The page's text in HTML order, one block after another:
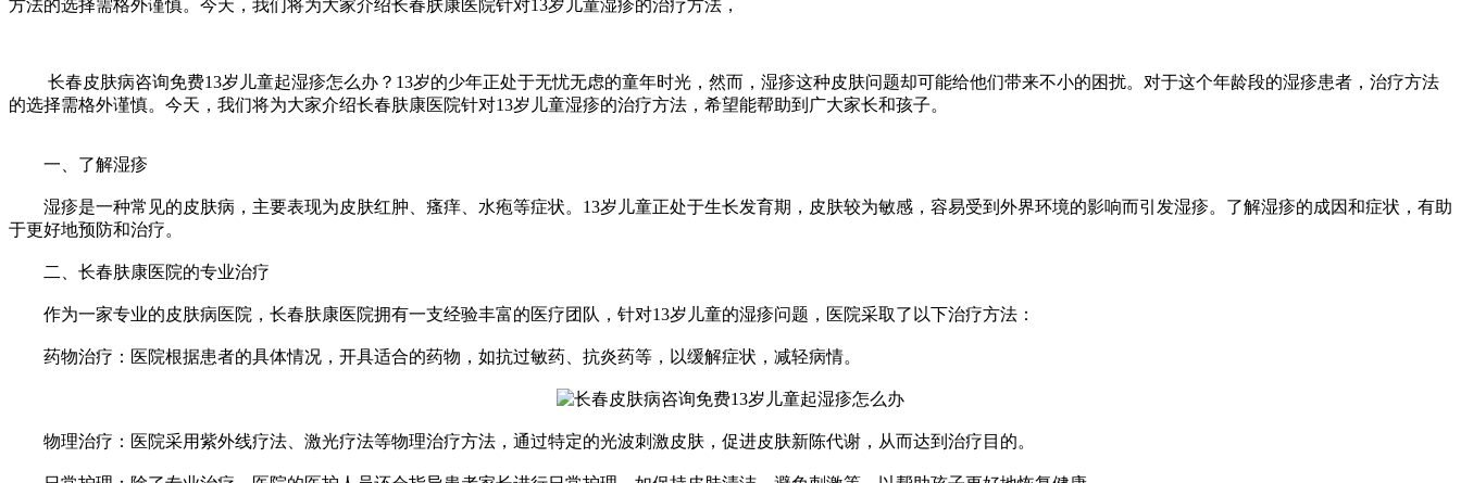
方法的选择需格外谨慎。今天，我们将为大家介绍长春肤康医院针对13岁儿童湿疹的治疗方法，
长春皮肤病咨询免费13岁儿童起湿疹怎么办？13岁的少年正处于无忧无虑的童年时光，然而，湿疹这种皮肤问题却可能给他们带来不小的困扰。对于这个年龄段的湿疹患者，治疗方法
的选择需格外谨慎。今天，我们将为大家介绍长春肤康医院针对13岁儿童湿疹的治疗方法，希望能帮助到广大家长和孩子。
一、了解湿疹
湿疹是一种常见的皮肤病，主要表现为皮肤红肿、瘙痒、水疱等症状。13岁儿童正处于生长发育期，皮肤较为敏感，容易受到外界环境的影响而引发湿疹。了解湿疹的成因和症状，有助
于更好地预防和治疗。
二、长春肤康医院的专业治疗
作为一家专业的皮肤病医院，长春肤康医院拥有一支经验丰富的医疗团队，针对13岁儿童的湿疹问题，医院采取了以下治疗方法：
药物治疗：医院根据患者的具体情况，开具适合的药物，如抗过敏药、抗炎药等，以缓解症状，减轻病情。
物理治疗：医院采用紫外线疗法、激光疗法等物理治疗方法，通过特定的光波刺激皮肤，促进皮肤新陈代谢，从而达到治疗目的。